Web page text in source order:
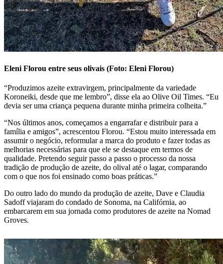
Eleni Florou entre seus olivais (Foto: Eleni Florou)
“Produzimos azeite extravirgem, principalmente da variedade
Koroneiki, desde que me lembro”, disse ela ao Olive Oil Times. “Eu
devia ser uma criança pequena durante minha primeira colheita.”
“Nos últimos anos, começamos a engarrafar e distribuir para a
família e amigos”, acrescentou Florou. “Estou muito interessada em
assumir o negócio, reformular a marca do produto e fazer todas as
melhorias necessárias para que ele se destaque em termos de
qualidade. Pretendo seguir passo a passo o processo da nossa
tradição de produção de azeite, do olival até o lagar, comparando
com o que nos foi ensinado como boas práticas.”
Do outro lado do mundo da produção de azeite, Dave e Claudia
Sadoff viajaram do condado de Sonoma, na Califórnia, ao
embarcarem em sua jornada como produtores de azeite na Nomad
Groves.